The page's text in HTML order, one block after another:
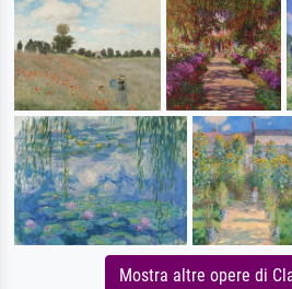
Mostra altre opere di